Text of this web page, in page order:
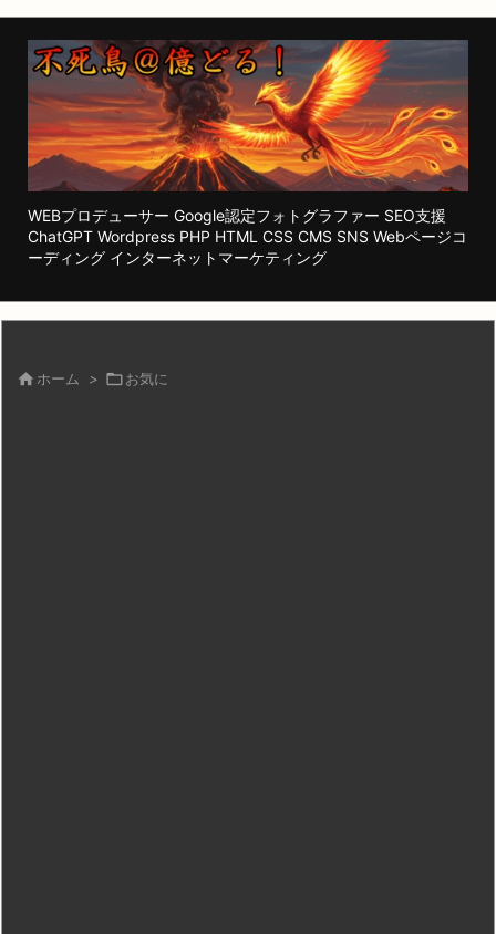
WEBプロデューサー Google認定フォトグラファー SEO支援
ChatGPT Wordpress PHP HTML CSS CMS SNS Webページコ
ーディング インターネットマーケティング
 ホーム > お気に